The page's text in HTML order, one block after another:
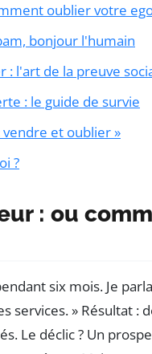
oublier votre
bonjour l'humain
l'art de la preuve
: le guide de survie
et oublier »
?
: ou
six mois. Je
services. » Résultat :
Le déclic ? Un